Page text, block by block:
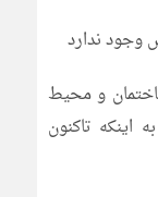
وجود ندارد
و محیط
اینکه تاکنون